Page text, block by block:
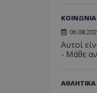
ΚΟΙΝΩΝΙΑ
Αυτοί
- Μάθε
ΑΘΛΗΤΙΚΑ